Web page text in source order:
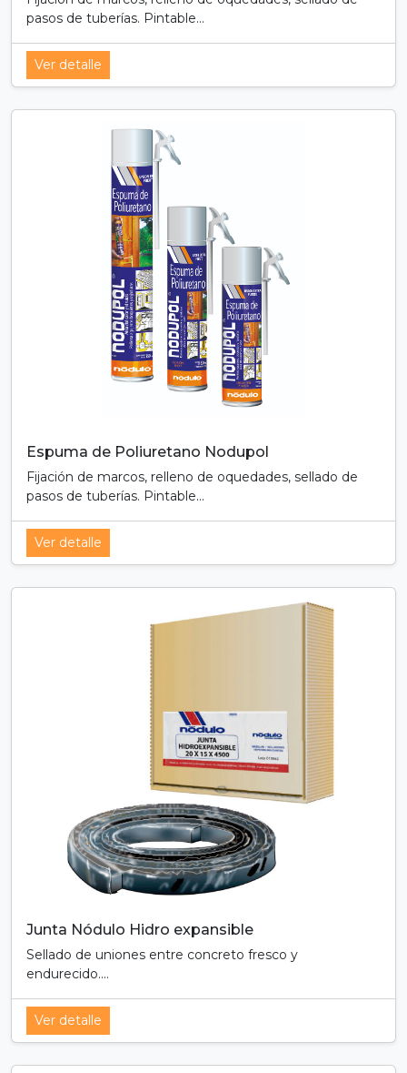
pasos de tuberías. Pintable...
Ver detalle
Espuma de Poliuretano Nodupol
Fijación de marcos, relleno de oquedades, sellado de
pasos de tuberías. Pintable...
Ver detalle
Junta Nódulo Hidro expansible
Sellado de uniones entre concreto fresco y
endurecido....
Ver detalle